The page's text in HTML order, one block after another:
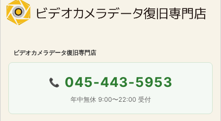
ビデオカメラデータ復旧専門店
📞 045-443-5953
年中無休 9:00〜22:00 受付